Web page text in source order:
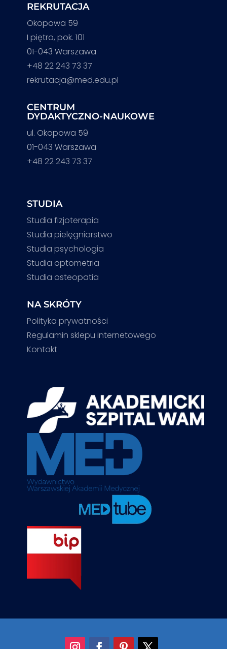
REKRUTACJA
Okopowa 59
I piętro, pok. 101
01-043 Warszawa
+48 22 243 73 37
rekrutacja@med.edu.pl
CENTRUM
DYDAKTYCZNO-NAUKOWE
ul. Okopowa 59
01-043 Warszawa
+48 22 243 73 37
STUDIA
Studia fizjoterapia
Studia pielęgniarstwo
Studia psychologia
Studia optometria
Studia osteopatia
NA SKRÓTY
Polityka prywatności
Regulamin sklepu internetowego
Kontakt